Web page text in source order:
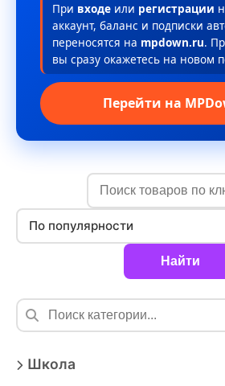
При входе или регистрации
аккаунт, баланс и подписки
переносятся на mpdown.ru.
вы сразу окажетесь на новом
Перейти на
По популярности
Найти
Школа